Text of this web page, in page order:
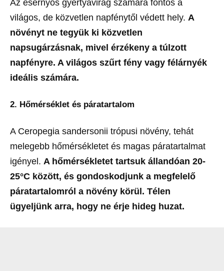
Az esernyős gyertyavirág számára fontos a
világos, de közvetlen napfénytől védett hely. A
növényt ne tegyük ki közvetlen
napsugárzásnak, mivel érzékeny a túlzott
napfényre. A világos szűrt fény vagy félárnyék
ideális számára.
2. Hőmérséklet és páratartalom
A Ceropegia sandersonii trópusi növény, tehát
melegebb hőmérsékletet és magas páratartalmat
igényel. A hőmérsékletet tartsuk állandóan 20-
25°C között, és gondoskodjunk a megfelelő
páratartalomról a növény körül. Télen
ügyeljünk arra, hogy ne érje hideg huzat.